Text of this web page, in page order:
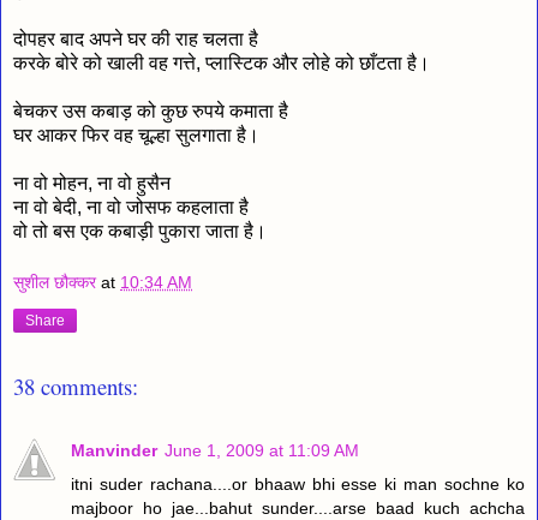
दोपहर बाद अपने घर की राह चलता है
करके बोरे को खाली वह गत्ते, प्लास्टिक और लोहे को छाँटता है।
बेचकर उस कबाड़ को कुछ रुपये कमाता है
घर आकर फिर वह चूल्हा सुलगाता है।
ना वो मोहन, ना वो हुसैन
ना वो बेदी, ना वो जोसफ कहलाता है
वो तो बस एक कबाड़ी पुकारा जाता है।
सुशील छौक्करat 10:34 AM
Share
38 comments:
Manvinder June 1, 2009 at 11:09 AM
itni suder rachana....or bhaaw bhi esse ki man sochne ko
majboor ho jae...bahut sunder....arse baad kuch achcha